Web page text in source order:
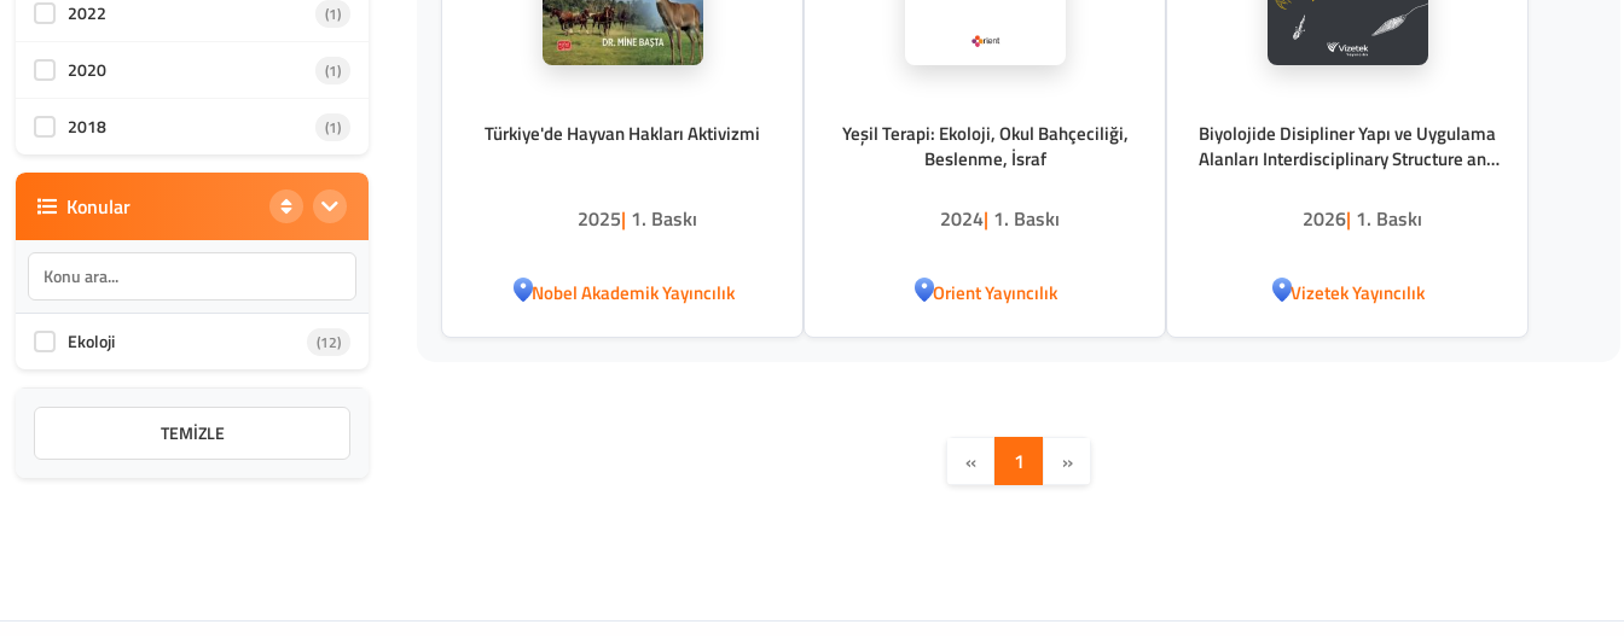
2022 (1)
2020 (1)
2018 (1)
Konular
Ekoloji (12)
TEMIZLE
Türkiye'de Hayvan Hakları Aktivizmi
2025| 1. Baskı
Nobel Akademik Yayıncılık
Yeşil Terapi: Ekoloji, Okul Bahçeciliği,
Beslenme, İsraf
2024| 1. Baskı
Orient Yayıncılık
Biyolojide Disipliner Yapı ve Uygulama
Alanları Interdisciplinary Structure and
2026| 1. Baskı
Vizetek Yayıncılık
« 1 »